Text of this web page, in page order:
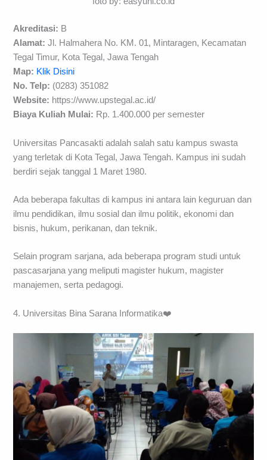
Akreditasi: B
Alamat:Jl. Halmahera No. KM. 01, Mintaragen, Kecamatan
Tegal Timur, Kota Tegal, Jawa Tengah
Map: Klik Disini
No. Telp: (0283) 351082
Website: https://www.upstegal.ac.id/
Biaya Kuliah Mulai: Rp. 1.400.000 per semester
Universitas Pancasakti adalah salah satu kampus swasta
yang terletak di Kota Tegal, Jawa Tengah. Kampus ini sudah
berdiri sejak tanggal 1 Maret 1980.
Ada beberapa fakultas di kampus ini antara lain keguruan dan
ilmu pendidikan, ilmu sosial dan ilmu politik, ekonomi dan
bisnis, hukum, perikanan, dan teknik.
Selain program sarjana, ada beberapa program studi untuk
pascasarjana yang meliputi magister hukum, magister
manajemen, serta pedagogi.
4. Universitas Bina Sarana Informatika❤️